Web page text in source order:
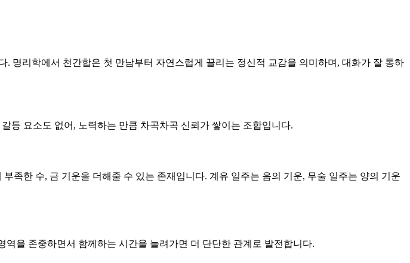
명리학에서 천간합은 첫 만남부터 자연스럽게 끌리는 정신적 교감을 의미하며, 대화가 잘 통하
등 요소도 없어, 노력하는 만큼 차곡차곡 신뢰가 쌓이는 조합입니다.
족한 수, 금 기운을 더해줄 수 있는 존재입니다. 계유 일주는 음의 기운, 무술 일주는 양의 기운
을 존중하면서 함께하는 시간을 늘려가면 더 단단한 관계로 발전합니다.